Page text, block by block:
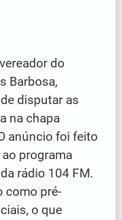
do
Barbosa,
disputar as
na chapa
anúncio foi feito
programa
rádio 104 FM.
como pré-
o que